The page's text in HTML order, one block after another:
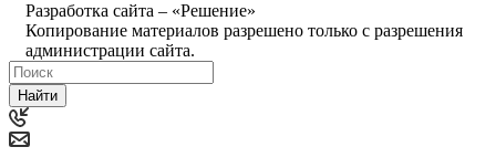
Разработка сайта – «Решение»
Копирование материалов разрешено только с разрешения
администрации сайта.
Найти